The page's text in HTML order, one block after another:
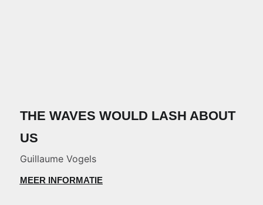
THE WAVES WOULD LASH ABOUT
US
Guillaume Vogels
MEER INFORMATIE